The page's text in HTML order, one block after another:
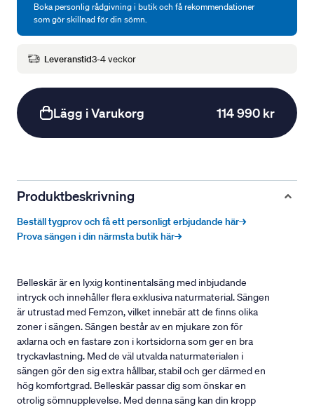
Boka personlig rådgivning i butik och få rekommendationer
som gör skillnad för din sömn.
Leveranstid3-4 veckor
Lägg i Varukorg 114 990 kr
Produktbeskrivning
Beställ tygprov och få ett personligt erbjudande här→
Prova sängen i din närmsta butik här→
Belleskär är en lyxig kontinentalsäng med inbjudande
intryck och innehåller flera exklusiva naturmaterial. Sängen
är utrustad med Femzon, vilket innebär att de finns olika
zoner i sängen. Sängen består av en mjukare zon för
axlarna och en fastare zon i kortsidorna som ger en bra
tryckavlastning. Med de väl utvalda naturmaterialen i
sängen gör den sig extra hållbar, stabil och ger därmed en
hög komfortgrad. Belleskär passar dig som önskar en
otrolig sömnupplevelse. Med denna säng kan din kropp